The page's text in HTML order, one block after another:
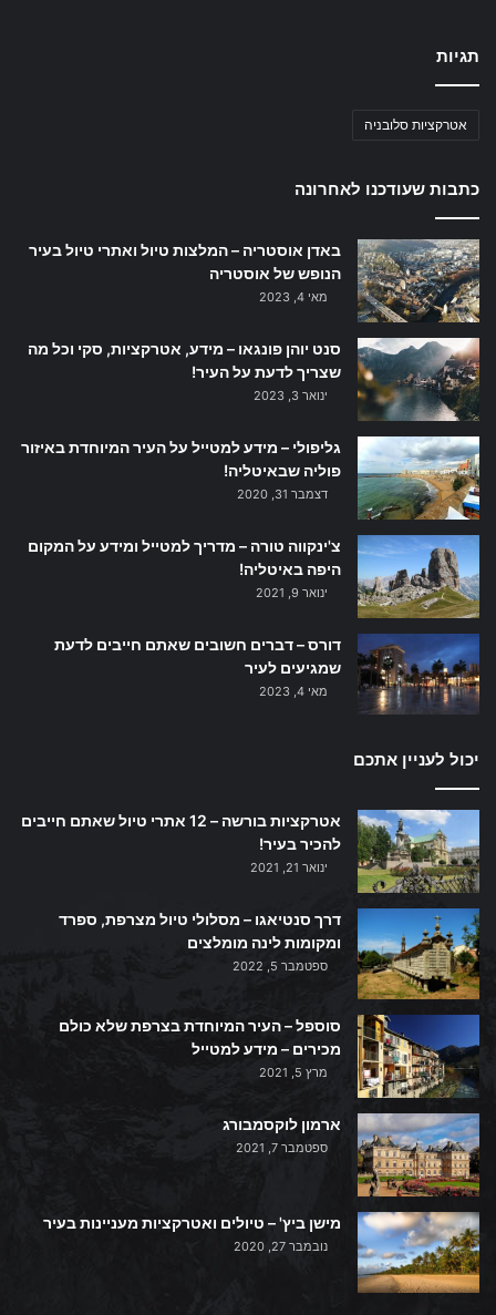
תגיות
אטרקציות סלובניה
כתבות שעודכנו לאחרונה
באדן אוסטריה – המלצות טיול ואתרי טיול בעיר
הנופש של אוסטריה
מאי 4, 2023
סנט יוהן פונגאו – מידע, אטרקציות, סקי וכל מה
שצריך לדעת על העיר!
ינואר 3, 2023
גליפולי – מידע למטייל על העיר המיוחדת באיזור
פוליה שבאיטליה!
דצמבר 31, 2020
צ'ינקווה טורה – מדריך למטייל ומידע על המקום
היפה באיטליה!
ינואר 9, 2021
דורס – דברים חשובים שאתם חייבים לדעת
שמגיעים לעיר
מאי 4, 2023
יכול לעניין אתכם
אטרקציות בורשה – 12 אתרי טיול שאתם חייבים
להכיר בעיר!
ינואר 21, 2021
דרך סנטיאגו – מסלולי טיול מצרפת, ספרד
ומקומות לינה מומלצים
ספטמבר 5, 2022
סוספל – העיר המיוחדת בצרפת שלא כולם
מכירים – מידע למטייל
מרץ 5, 2021
ארמון לוקסמבורג
ספטמבר 7, 2021
מישן ביץ' – טיולים ואטרקציות מעניינות בעיר
נובמבר 27, 2020